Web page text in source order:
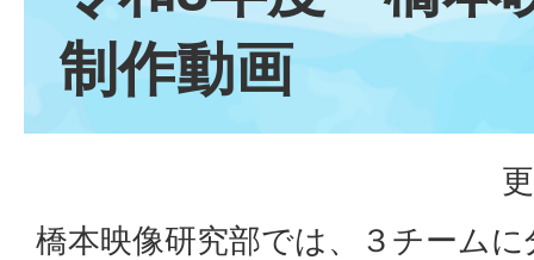
制作動画
橋本映像研究部では、３チーム